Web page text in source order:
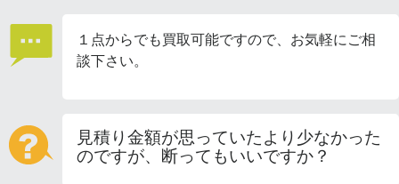
１点からでも買取可能ですので、お気軽にご相
談下さい。
見積り金額が思っていたより少なかった
のですが、断ってもいいですか？